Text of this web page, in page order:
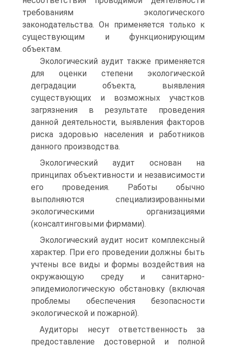
требованиям экологического
законодательства. Он применяется только к
существующим и функционирующим
объектам.
Экологический аудит также применяется
для оценки степени экологической
деградации объекта, выявления
существующих и возможных участков
загрязнения в результате проведения
данной деятельности, выявления факторов
риска здоровью населения и работников
данного производства.
Экологический аудит основан на
принципах объективности и независимости
его прове­дения. Работы обычно
выполняются специализированными
экологическими организациями
(консалтинговыми фирмами).
Экологический аудит носит комплексный
характер. При его проведении должны быть
учтены все виды и формы воздействия на
окружающую среду и санитарно-
эпидемиологическую обстановку (включая
проблемы обеспечения безопасности
экологической и пожарной).
Аудиторы несут ответственность за
предоставление достоверной и полной